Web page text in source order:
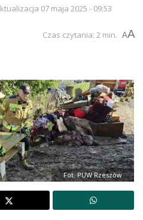
07 maja 2025 - 09:53
Czas czytania: 2 min. AA
Fot. PUW Rzeszów